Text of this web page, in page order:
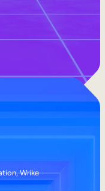
Wrike